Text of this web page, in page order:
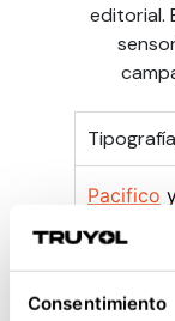
Consentimiento
editorial.
Pacifico
Google